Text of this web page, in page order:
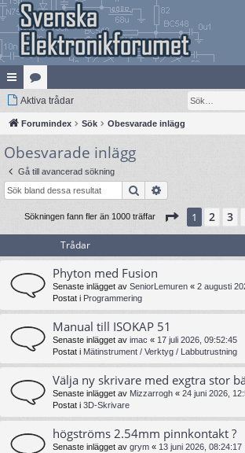
na
bb
lä
nk
ar
at
eg
ori
er
Aktiva trådar
Forumindex Sök Obesvarade inlägg
Obesvarade inlägg
Gå till avancerad sökning
Sök
Sökningen fann fler än 1000 träffar Sida 1av20
1 2 3
Trådar
Phyton med Fusion
Senaste inlägget av SeniorLemuren « 2 augusti
Postat i Programmering
Manual till ISOKAP 51
Senaste inlägget av imac « 17 juli 2026, 09:52:45
Postat i Mätinstrument / Verktyg / Labbutrustning
Välja ny skrivare med exgtra stor
Senaste inlägget av Mizzarrogh « 24 juni 2026,
Postat i 3D-Skrivare
högströms 2.54mm pinnkontakt ?
Senaste inlägget av grym « 13 juni 2026, 08:24:17